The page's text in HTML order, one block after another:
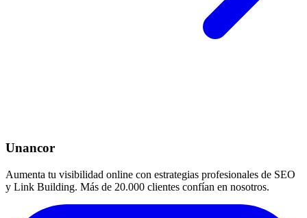
Unancor
Aumenta tu visibilidad online con estrategias profesionales de SEO
y Link Building. Más de 20.000 clientes confían en nosotros.